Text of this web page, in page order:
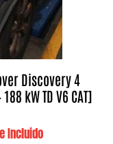
Discovery 4
kW TD V6 CAT]
Incluido